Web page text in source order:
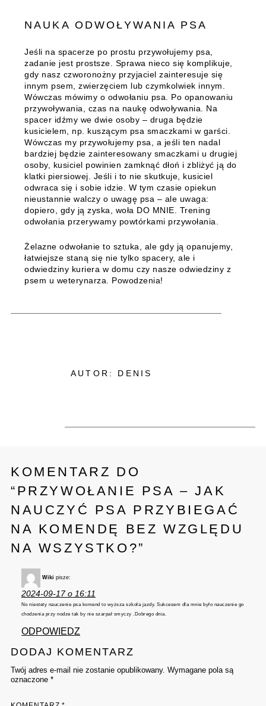
NAUKA ODWOŁYWANIA PSA
Jeśli na spacerze po prostu przywołujemy psa,
zadanie jest prostsze. Sprawa nieco się komplikuje,
gdy nasz czworonożny przyjaciel zainteresuje się
innym psem, zwierzęciem lub czymkolwiek innym.
Wówczas mówimy o odwołaniu psa. Po opanowaniu
przywoływania, czas na naukę odwoływania. Na
spacer idźmy we dwie osoby – druga będzie
kusicielem, np. kuszącym psa smaczkami w garści.
Wówczas my przywołujemy psa, a jeśli ten nadal
bardziej będzie zainteresowany smaczkami u drugiej
osoby, kusiciel powinien zamknąć dłoń i zbliżyć ją do
klatki piersiowej. Jeśli i to nie skutkuje, kusiciel
odwraca się i sobie idzie. W tym czasie opiekun
nieustannie walczy o uwagę psa – ale uwaga:
dopiero, gdy ją zyska, woła DO MNIE. Trening
odwołania przerywamy powtórkami przywołania.
Żelazne odwołanie to sztuka, ale gdy ją opanujemy,
łatwiejsze staną się nie tylko spacery, ale i
odwiedziny kuriera w domu czy nasze odwiedziny z
psem u weterynarza. Powodzenia!
AUTOR: DENIS
KOMENTARZ DO
“ PRZYWOŁANIE PSA – JAK
NAUCZYĆ PSA PRZYBIEGAĆ
NA KOMENDĘ BEZ WZGLĘDU
NA WSZYSTKO?”
Wiki pisze:
2024-09-17 o 16:11
No niestety nauczenie psa komend to wyższa szkoła jazdy. Sukcesem dla mnie było nauczenie go
chodzenia przy nodze tak by nie szarpał smyczy .Dobrego dnia.
ODPOWIEDZ
DODAJ KOMENTARZ
Twój adres e-mail nie zostanie opublikowany. Wymagane pola są
oznaczone *